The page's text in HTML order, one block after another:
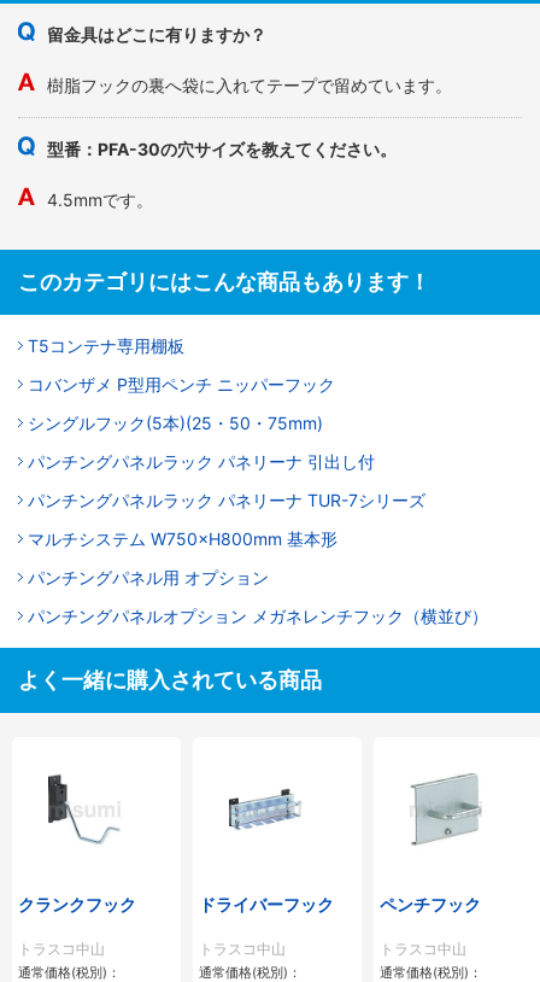
留金具はどこに有りますか？
樹脂フックの裏へ袋に入れてテープで留めています。
型番：PFA-30の穴サイズを教えてください。
4.5mmです。
このカテゴリにはこんな商品もあります！
T5コンテナ専用棚板
コバンザメ P型用ペンチ ニッパーフック
シングルフック(5本)(25・50・75mm)
パンチングパネルラック パネリーナ 引出し付
パンチングパネルラック パネリーナ TUR-7シリーズ
マルチシステム W750×H800mm 基本形
パンチングパネル用 オプション
パンチングパネルオプション メガネレンチフック（横並び）
よく一緒に購入されている商品
クランクフック
トラスコ中山
通常価格(税別)：
ドライバーフック
トラスコ中山
通常価格(税別)：
ペンチフック
トラスコ中山
通常価格(税別)：